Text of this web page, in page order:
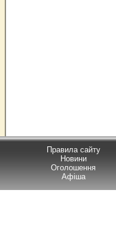
Правила сайту
Новини
Оголошення
Афіша